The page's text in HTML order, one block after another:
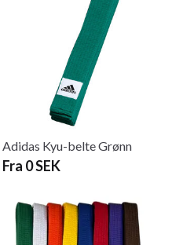
Adidas Kyu-belte Grønn
Fra 0 SEK